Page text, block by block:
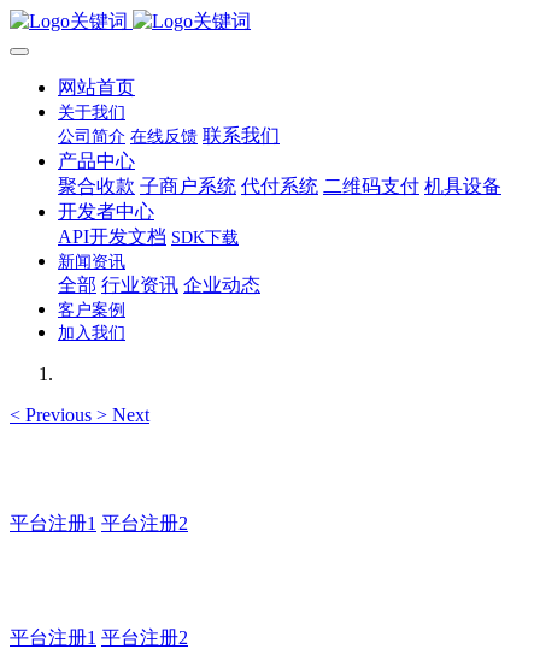
网站首页
关于我们
公司简介 在线反馈 联系我们
产品中心
聚合收款 子商户系统 代付系统 二维码支付 机具设备
开发者中心
API开发文档 SDK下载
新闻资讯
全部 行业资讯 企业动态
客户案例
加入我们
< Previous > Next
平台注册1 平台注册2
平台注册1 平台注册2